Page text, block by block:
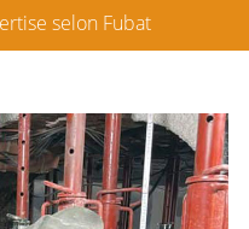
selon Fubat